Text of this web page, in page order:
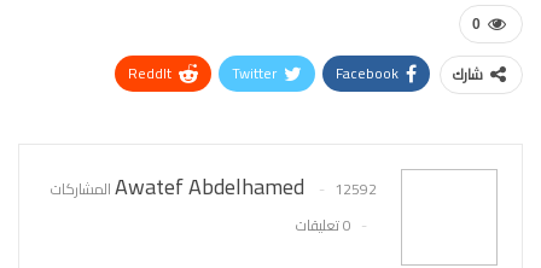
0
شارك Facebook
Twitter
ReddIt
Awatef Abdelhamed
12592 المشاركات
0 تعليقات